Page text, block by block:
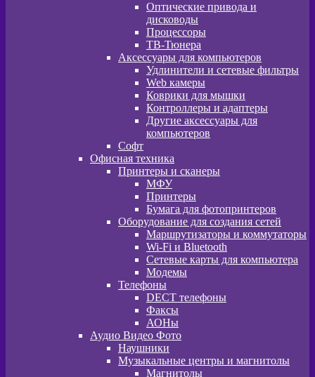
Оптические привода и
дисководы
Процессоры
ТВ-Тюнера
Аксессуары для компьютеров
Удлинители и сетевые фильтры
Web камеры
Коврики для мышки
Контроллеры и адаптеры
Другие аксессуары для
компьютеров
Софт
Офисная техника
Принтеры и сканеры
МФУ
Принтеры
Бумага для фотопринтеров
Оборудование для создания сетей
Маршрутизаторы и коммутаторы
Wi-Fi и Bluetooth
Сетевые карты для компьютера
Модемы
Телефоны
DECT телефоны
Факсы
АОНы
Аудио Видео Фото
Наушники
Музыкальные центры и магнитолы
Магнитолы